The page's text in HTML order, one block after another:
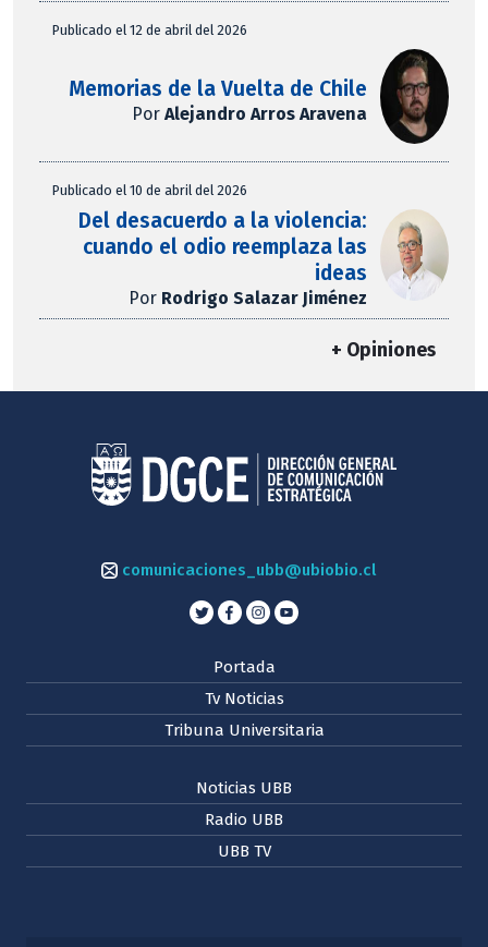
Publicado el 12 de abril del 2026
Memorias de la Vuelta de Chile
PorAlejandro Arros Aravena
Publicado el 10 de abril del 2026
Del desacuerdo a la violencia:
cuando el odio reemplaza las
ideas
Por Rodrigo Salazar Jiménez
+ Opiniones
comunicaciones_ubb@ubiobio.cl
Portada
Tv Noticias
Tribuna Universitaria
Noticias UBB
Radio UBB
UBB TV